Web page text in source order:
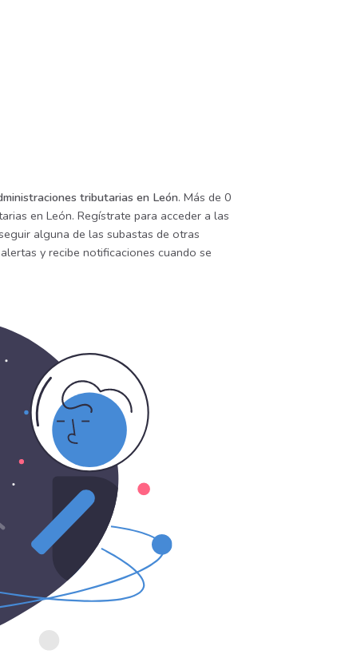
tributarias en León. Más de 0
en León. Regístrate para acceder a las
alguna de las subastas de otras
y recibe notificaciones cuando se